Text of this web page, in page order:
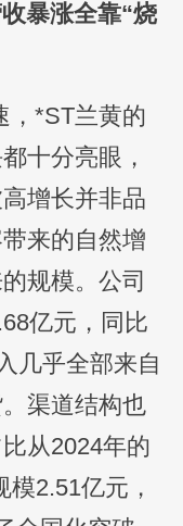
暴涨全靠“烧
，*ST兰黄的
十分亮眼，
增长并非品
来的自然增
规模。公司
亿元，同比
几乎全部来自
渠道结构也
从2024年的
2.51亿元，